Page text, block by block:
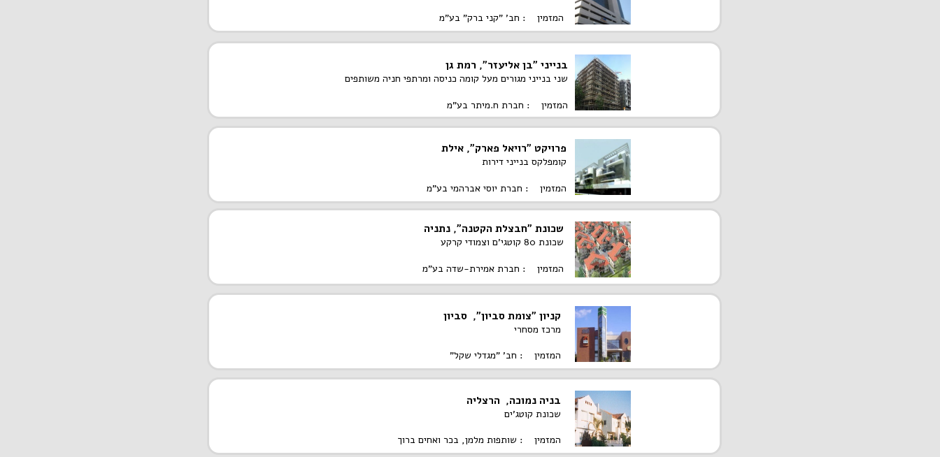
שכונת "חבצלת הקטנה", נתניה
שכונת 80 קוטגי'ם וצמודי קרקע
המזמין : חברת אמירת-שדה בע"מ
פרויקט "רויאל פארק", אילת
קומפלקס בנייני דירות
המזמין : חברת יוסי אברהמי בע"מ
המזמין : חב' "קני ברק" בע"מ
בניה נמוכה, הרצליה
שכונת קוטג'ים
המזמין : שותפות מלמן, בכר ואחים ברוך
קניון "צומת סביון", סביון
מרכז מסחרי
המזמין : חב' "מגדלי שקל"
בנייני "בן אליעזר", רמת גן
שני בנייני מגורים מעל קומה כניסה ומרתפי חניה משותפים
המזמין : חברת ח.מיתר בע"מ